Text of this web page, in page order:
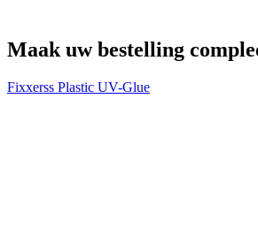
Maak uw bestelling
Fixxerss Plastic UV-Glue